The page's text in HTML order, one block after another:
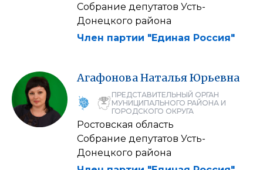
Собрание депутатов Усть-
Донецкого района
Член партии "Единая Россия"
Агафонова НатальяЮрьевна
ПРЕДСТАВИТЕЛЬНЫЙ ОРГАН
МУНИЦИПАЛЬНОГО РАЙОНА И
ГОРОДСКОГО ОКРУГА
Ростовская область
Собрание депутатов Усть-
Донецкого района